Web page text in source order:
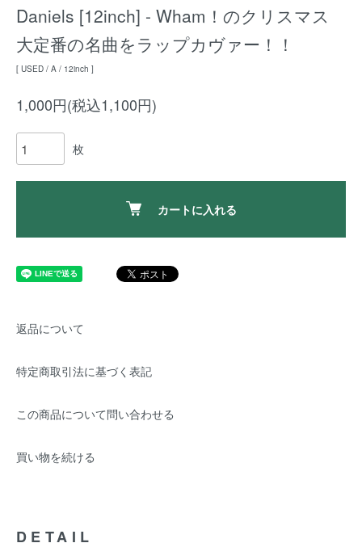
Daniels [12inch] - Wham！のクリスマス
大定番の名曲をラップカヴァー！！
[ USED / A / 12inch ]
1,000円(税込1,100円)
枚
カートに入れる
返品について
特定商取引法に基づく表記
この商品について問い合わせる
買い物を続ける
DETAIL